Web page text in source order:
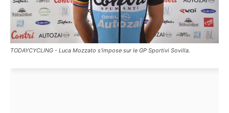
TODAYCYCLING - Luca Mozzato s'impose sur le GP Sportivi Sovilla.